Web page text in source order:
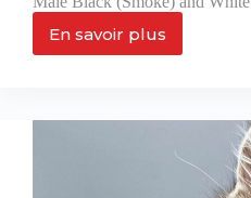
En savoir plus
Zeus